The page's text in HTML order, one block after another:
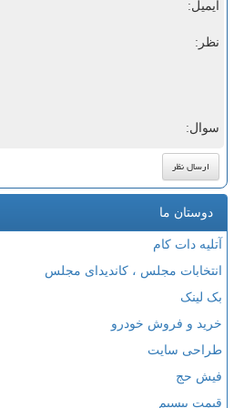
ایمیل:
نظر:
سوال:
دوستان ما
آتلیه دات کام
انتخابات مجلس ، کاندیدای مجلس
بک لینک
خرید و فروش خودرو
طراحی سایت
فیش حج
قیمت بیسیم